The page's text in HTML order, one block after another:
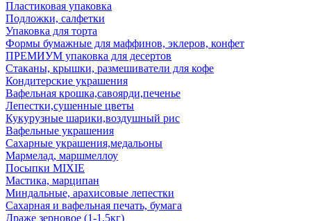
Пластиковая упаковка
Подложки, салфетки
Упаковка для торта
Формы бумажные для маффинов, эклеров, конфет
ПРЕМИУМ упаковка для десертов
Стаканы, крышки, размешиватели для кофе
Кондитерские украшения
Вафельная крошка,савоярди,печенье
Лепестки,сушенные цветы
Кукурузные шарики,воздушный рис
Вафельные украшения
Сахарные украшения,медальоны
Мармелад, маршмеллоу
Посыпки MIXIE
Мастика, марципан
Миндальные, арахисовые лепестки
Сахарная и вафельная печать, бумага
Драже зерновое (1-1,5кг)